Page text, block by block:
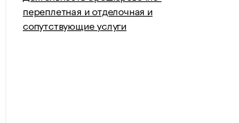
переплетная и отделочная и
сопутствующие услуги